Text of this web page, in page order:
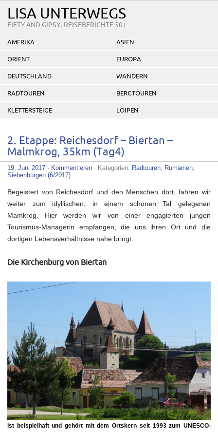
LISA UNTERWEGS
FIFTY AND GIPSY, REISEBERICHTE 50+
AMERIKA ASIEN
ORIENT EUROPA
DEUTSCHLAND WANDERN
RADTOUREN BERGTOUREN
KLETTERSTEIGE LOIPEN
2. Etappe: Reichesdorf – Biertan –
Malmkrog, 35km (Tag4)
19. Juni 2017 · Kommentieren · Kategorien: Radtouren, Rumänien,
Siebenbürgen (6/2017)
Begeistert von Reichesdorf und den Menschen dort, fahren wir
weiter zum idyllischen, in einem schönen Tal gelegenen
Mamkrog. Hier werden wir von einer engagierten jungen
Tourismus-Managerin empfangen, die uns ihren Ort und die
dortigen Lebensverhältnisse nahe bringt.
Die Kirchenburg von Biertan
ist beispielhaft und gehört mit dem Ortskern seit 1993 zum UNESCO-